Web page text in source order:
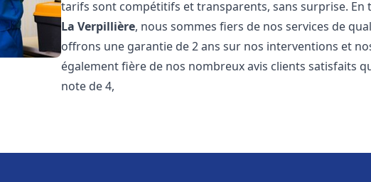
tarifs sont compétitifs et transparents, sans surprise. En
La Verpillière, nous sommes fiers de nos services de
offrons une garantie de 2 ans sur nos interventions et
également fière de nos nombreux avis clients satisfaits
note de 4,